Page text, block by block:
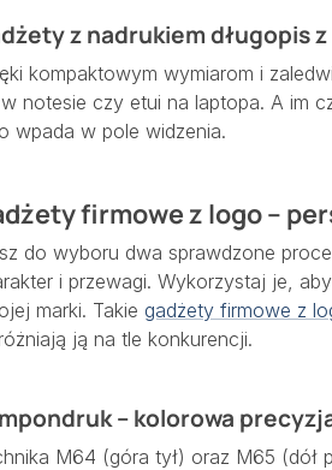
z nadrukiem długopis
kompaktowym wymiarom i
notesie czy etui na laptopa. A im
wpada w pole widzenia.
firmowe z logo –
do wyboru dwa sprawdzone
i przewagi. Wykorzystaj je,
marki. Takie gadżety firmowe z
ją na tle konkurencji.
– kolorowa
M64 (góra tył) oraz M65